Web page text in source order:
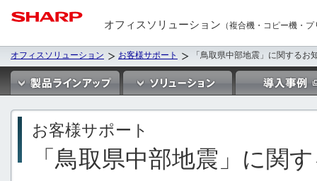
オフィスソリューション （複合機・コピー機・
オフィスソリューション お客様サポート 「鳥取県中部地震」に関するお
お客様サポート
「鳥取県中部地震」に関